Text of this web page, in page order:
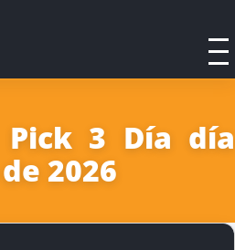
Pick 3 Día día
2026